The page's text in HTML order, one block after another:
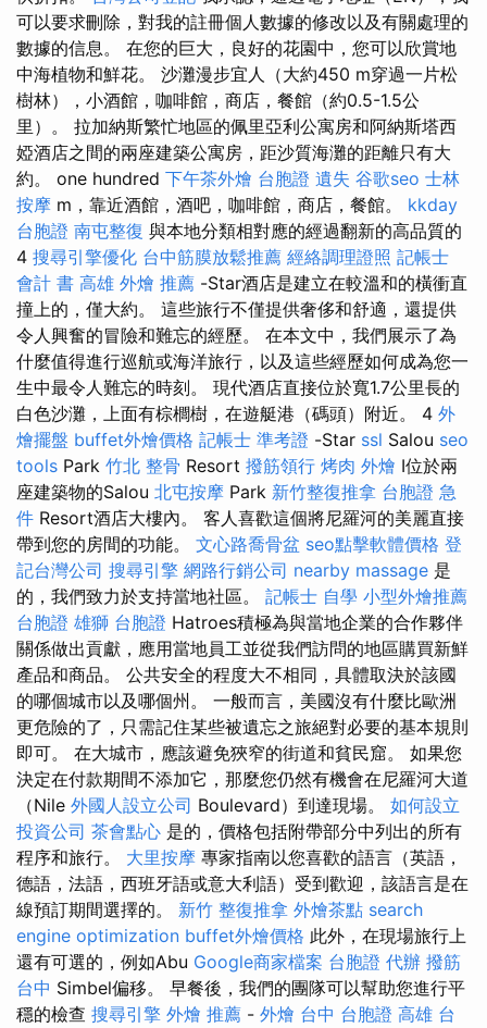
可以要求刪除，對我的註冊個人數據的修改以及有關處理的
數據的信息。 在您的巨大，良好的花園中，您可以欣賞地
中海植物和鮮花。 沙灘漫步宜人（大約450 m穿過一片松
樹林），小酒館，咖啡館，商店，餐館（約0.5-1.5公
里）。 拉加納斯繁忙地區的佩里亞利公寓房和阿納斯塔西
婭酒店之間的兩座建築公寓房，距沙質海灘的距離只有大
約。 one hundred 下午茶外燴 台胞證 遺失 谷歌seo 士林
按摩 m，靠近酒館，酒吧，咖啡館，商店，餐館。 kkday
台胞證 南屯整復 與本地分類相對應的經過翻新的高品質的
4 搜尋引擎優化 台中筋膜放鬆推薦 經絡調理證照 記帳士
會計 書 高雄 外燴 推薦 -Star酒店是建立在較溫和的橫衝直
撞上的，僅大約。 這些旅行不僅提供奢侈和舒適，還提供
令人興奮的冒險和難忘的經歷。 在本文中，我們展示了為
什麼值得進行巡航或海洋旅行，以及這些經歷如何成為您一
生中最令人難忘的時刻。 現代酒店直接位於寬1.7公里長的
白色沙灘，上面有棕櫚樹，在遊艇港（碼頭）附近。 4 外
燴擺盤 buffet外燴價格 記帳士 準考證 -Star ssl Salou seo
tools Park 竹北 整骨 Resort 撥筋領行 烤肉 外燴 I位於兩
座建築物的Salou 北屯按摩 Park 新竹整復推拿 台胞證 急
件 Resort酒店大樓內。 客人喜歡這個將尼羅河的美麗直接
帶到您的房間的功能。 文心路喬骨盆 seo點擊軟體價格 登
記台灣公司 搜尋引擎 網路行銷公司 nearby massage 是
的，我們致力於支持當地社區。 記帳士 自學 小型外燴推薦
台胞證 雄獅 台胞證 Hatroes積極為與當地企業的合作夥伴
關係做出貢獻，應用當地員工並從我們訪問的地區購買新鮮
產品和商品。 公共安全的程度大不相同，具體取決於該國
的哪個城市以及哪個州。 一般而言，美國沒有什麼比歐洲
更危險的了，只需記住某些被遺忘之旅絕對必要的基本規則
即可。 在大城市，應該避免狹窄的街道和貧民窟。 如果您
決定在付款期間不添加它，那麼您仍然有機會在尼羅河大道
（Nile 外國人設立公司 Boulevard）到達現場。 如何設立
投資公司 茶會點心 是的，價格包括附帶部分中列出的所有
程序和旅行。 大里按摩 專家指南以您喜歡的語言（英語，
德語，法語，西班牙語或意大利語）受到歡迎，該語言是在
線預訂期間選擇的。 新竹 整復推拿 外燴茶點 search
engine optimization buffet外燴價格 此外，在現場旅行上
還有可選的，例如Abu Google商家檔案 台胞證 代辦 撥筋
台中 Simbel偏移。 早餐後，我們的團隊可以幫助您進行平
穩的檢查 搜尋引擎 外燴 推薦 - 外燴 台中 台胞證 高雄 台